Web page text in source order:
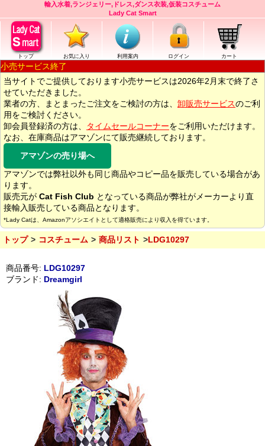
輸入水着,ランジェリー,ドレス,ダンス衣装,仮装コスチューム
Lady Cat Smart
トップ お気に入り 利用案内 ログイン カート
小売サービス終了
当サイトでご提供しております小売サービスは2026年2月末で終了さ
せていただきました。
業者の方、まとまったご注文をご検討の方は、 卸販売サービスのご利
用をご検討ください。
卸会員登録済の方は、
タイムセールコーナーをご利用いただけます。
なお、在庫商品はアマゾンにて販売継続しております。
アマゾンの売り場へ
アマゾンでは弊社以外も同じ商品やコピー品を販売している場合があ
ります。
販売元が Cat Fish Club となっている商品が弊社がメーカーより直
接輸入販売している商品となります。
*Lady Catは、Amazonアソシエイトとして適格販売により収入を得ています。
トップ コスチューム 商品リスト LDG10297
商品番号: LDG10297
ブランド: Dreamgirl